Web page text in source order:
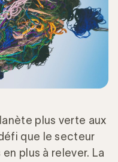
plus verte aux
que le secteur
plus à relever. La